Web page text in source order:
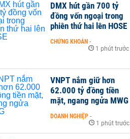
DMX hút gần 700 tỷ
đồng vốn ngoại trong
phiên thứ hai lên HOSE
CHỨNG KHOÁN -
1 phút trước
VNPT nắm giữ hơn
62.000 tỷ đồng tiền
mặt, ngang ngửa MWG
DOANH NGHIỆP -
1 phút trước